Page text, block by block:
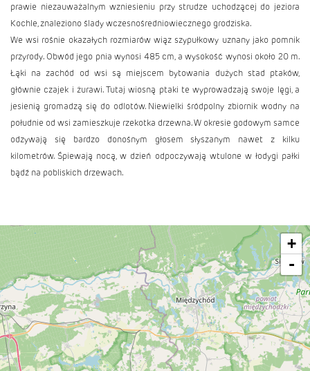
prawie niezauważalnym wzniesieniu przy strudze uchodzącej do jeziora
Kochle, znaleziono ślady wczesnośredniowiecznego grodziska.
We wsi rośnie okazałych rozmiarów wiąz szypułkowy uznany jako pomnik
przyrody. Obwód jego pnia wynosi 485 cm, a wysokość wynosi około 20 m.
Łąki na zachód od wsi są miejscem bytowania dużych stad ptaków,
głównie czajek i żurawi. Tutaj wiosną ptaki te wyprowadzają swoje lęgi, a
jesienią gromadzą się do odlotów. Niewielki śródpolny zbiornik wodny na
południe od wsi zamieszkuje rzekotka drzewna. W okresie godowym samce
odzywają się bardzo donośnym głosem słyszanym nawet z kilku
kilometrów. Śpiewają nocą, w dzień odpoczywają wtulone w łodygi pałki
bądź na pobliskich drzewach.
+
-